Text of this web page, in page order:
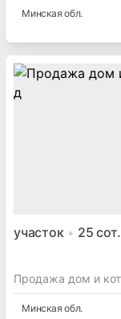
Минская обл.
участок 25 сот.
Продажа дом и
Минская обл.